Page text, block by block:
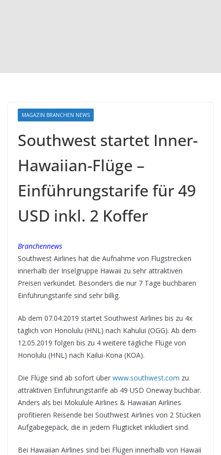
MAGAZIN BRANCHEN NEWS
Southwest startet Inner-
Hawaiian-Flüge –
Einführungstarife für 49
USD inkl. 2 Koffer
Branchennews
Southwest Airlines hat die Aufnahme von Flugstrecken
innerhalb der Inselgruppe Hawaii zu sehr attraktiven
Preisen verkündet. Besonders die nur 7 Tage buchbaren
Einführungstarife sind sehr billig.
Ab dem 07.04.2019 startet Southwest Airlines bis zu 4x
täglich von Honolulu (HNL) nach Kahului (OGG). Ab dem
12.05.2019 folgen bis zu 4 weitere tägliche Flüge von
Honolulu (HNL) nach Kailui-Kona (KOA).
Die Flüge sind ab sofort über www.southwest.com zu
attraktiven Einführungstarife ab 49 USD Oneway buchbar.
Anders als bei Mokulule Airlines & Hawaiian Airlines
profitieren Reisende bei Southwest Airlines von 2 Stücken
Aufgabegepäck, die in jedem Flugticket inkludiert sind.
Bei Hawaiian Airlines sind bei Flügen innerhalb von Hawaii